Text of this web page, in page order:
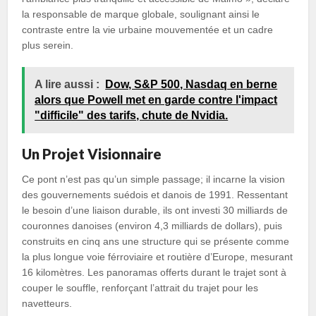
la responsable de marque globale, soulignant ainsi le
contraste entre la vie urbaine mouvementée et un cadre
plus serein.
A lire aussi :
Dow, S&P 500, Nasdaq en berne
alors que Powell met en garde contre l'impact
"difficile" des tarifs, chute de Nvidia.
Un Projet Visionnaire
Ce pont n’est pas qu’un simple passage; il incarne la vision
des gouvernements suédois et danois de 1991. Ressentant
le besoin d’une liaison durable, ils ont investi 30 milliards de
couronnes danoises (environ 4,3 milliards de dollars), puis
construits en cinq ans une structure qui se présente comme
la plus longue voie férroviaire et routière d’Europe, mesurant
16 kilomètres. Les panoramas offerts durant le trajet sont à
couper le souffle, renforçant l’attrait du trajet pour les
navetteurs.